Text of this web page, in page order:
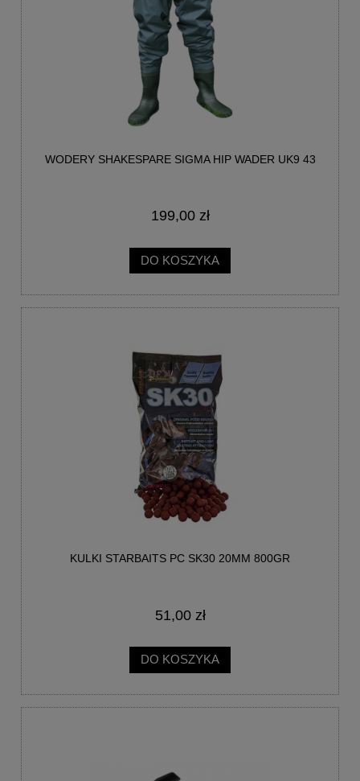
WODERY SHAKESPARE SIGMA HIP WADER UK9 43
199,00 zł
DO KOSZYKA
KULKI STARBAITS PC SK30 20MM 800GR
51,00 zł
DO KOSZYKA